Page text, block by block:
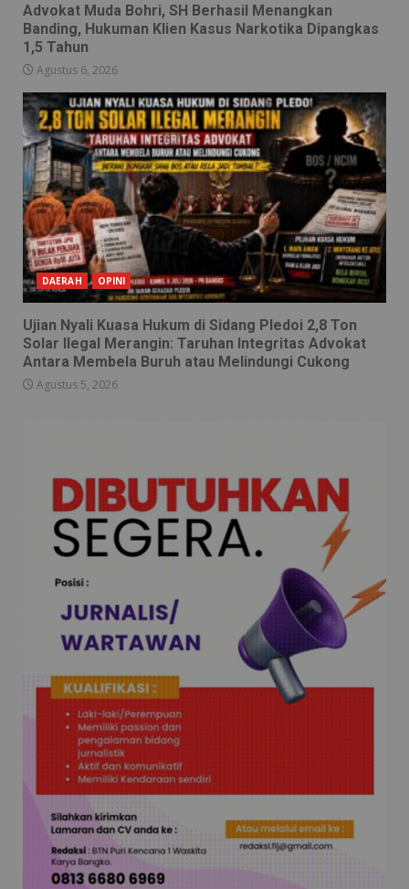
Advokat Muda Bohri, SH Berhasil Menangkan
Banding, Hukuman Klien Kasus Narkotika Dipangkas
1,5 Tahun
Agustus 6, 2026
DAERAH OPINI
Ujian Nyali Kuasa Hukum di Sidang Pledoi 2,8 Ton
Solar Ilegal Merangin: Taruhan Integritas Advokat
Antara Membela Buruh atau Melindungi Cukong
Agustus 5, 2026